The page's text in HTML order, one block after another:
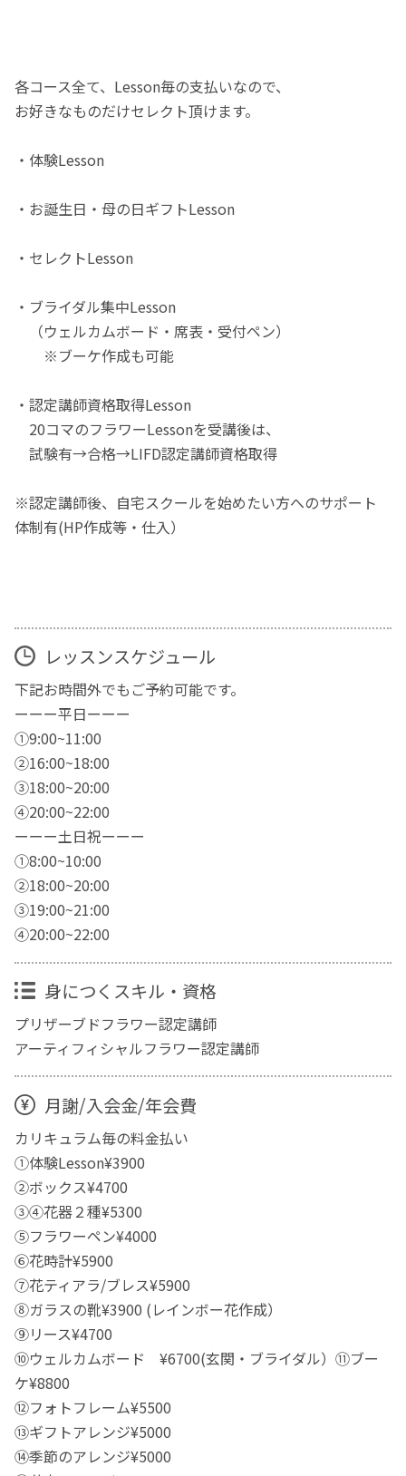
各コース全て、Lesson毎の支払いなので、
お好きなものだけセレクト頂けます。
・体験Lesson
・お誕生日・母の日ギフトLesson
・セレクトLesson
・ブライダル集中Lesson
（ウェルカムボード・席表・受付ペン）
※ブーケ作成も可能
・認定講師資格取得Lesson
20コマのフラワーLessonを受講後は、
試験有→合格→LIFD認定講師資格取得
※認定講師後、自宅スクールを始めたい方へのサポート
体制有(HP作成等・仕入）
レッスンスケジュール
下記お時間外でもご予約可能です。
ーーー平日ーーー
①9:00~11:00
②16:00~18:00
③18:00~20:00
④20:00~22:00
ーーー土日祝ーーー
①8:00~10:00
②18:00~20:00
③19:00~21:00
④20:00~22:00
身につくスキル・資格
プリザーブドフラワー認定講師
アーティフィシャルフラワー認定講師
月謝/入会金/年会費
カリキュラム毎の料金払い
①体験Lesson¥3900
②ボックス¥4700
③④花器２種¥5300
⑤フラワーペン¥4000
⑥花時計¥5900
⑦花ティアラ/ブレス¥5900
⑧ガラスの靴¥3900 (レインボー花作成）
⑨リース¥4700
⑩ウェルカムボード ¥6700(玄関・ブライダル）⑪ブー
ケ¥8800
⑫フォトフレーム¥5500
⑬ギフトアレンジ¥5000
⑭季節のアレンジ¥5000